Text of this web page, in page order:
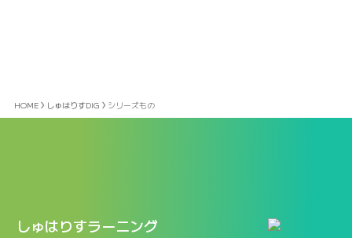
HOME しゅはりすDIG シリーズもの
しゅはりすラーニング